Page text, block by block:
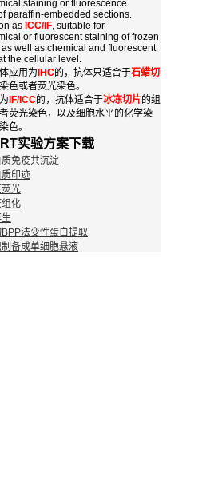
staining or fluorescence
paraffin-embedded sections.
as ICC/IF, suitable for
or fluorescent staining of frozen
well as chemical and fluorescent
the cellular level.
应用为 IHC的，抗体只适合于石蜡切
色或者荧光染色。
IF/ICC的，抗体适合于冰冻切片的组
荧光染色，以及细胞水平的化学染
色。
实验方案下载
免疫共沉淀
印迹
光
化
法变性蛋白提取
备成单细胞悬液